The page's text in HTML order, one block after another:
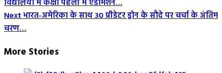
Navigation
विद्यालयों में कक्षा पहली में एडमिशन…
Nextभारत-अमेरिका के साथ 30 प्रीडेटर ड्रोन के सौदे पर चर्चा के अंतिम
चरण…
More Stories